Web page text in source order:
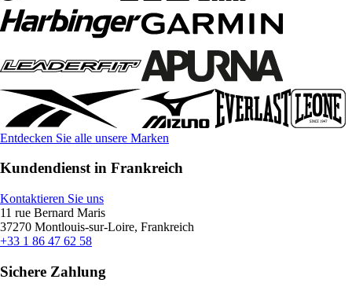
Entdecken Sie alle unsere Marken
Kundendienst in Frankreich
Kontaktieren Sie uns
11 rue Bernard Maris
37270 Montlouis-sur-Loire, Frankreich
+33 1 86 47 62 58
Sichere Zahlung